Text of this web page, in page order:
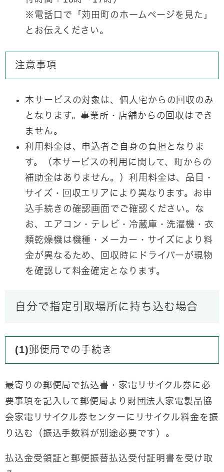
※電話口で「苅田町のホームページを見た」
とお伝えください。
注意事項
本サービスの対象は、 個人宅からの回収のみ
となります。事業所・店舗からの回収はでき
ません。
利用料金は、申込者ご自身の負担となりま
す。（本サービスの利用に関して、町からの
補助金はありません。） 利用料金は、品目・
サイズ・回収エリアにより異なります。お申
込手続きの確認画面でご確認ください。な
お、エアコン・テレビ・冷蔵庫・洗濯機・衣
類乾燥機は機種・メーカー・サイズにより料
金が異なるため、回収時にドライバーが現物
を確認して料金確定となります。
自分で指定引取場所に持ち込む場合
(1)郵便局での手続き
最寄りの郵便局で払込書・家電リサイクル券に必
要事項を記入して郵便局より財団法人家電製品協
会家電リサイクル券センターにリサイクル料金を振
り込む（振込手数料が別途必要です）。
払込金受領証と郵便振替払込受付証明書を受け取